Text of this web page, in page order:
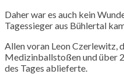
Daher war es auch kein
Tagessieger aus Bühlertal
Allen voran Leon Czerlewitz,
Medizinballstoßen und über
des Tages ablieferte.